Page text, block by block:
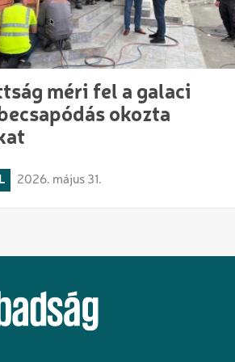
méri fel a galaci
okozta
2026. május 31.